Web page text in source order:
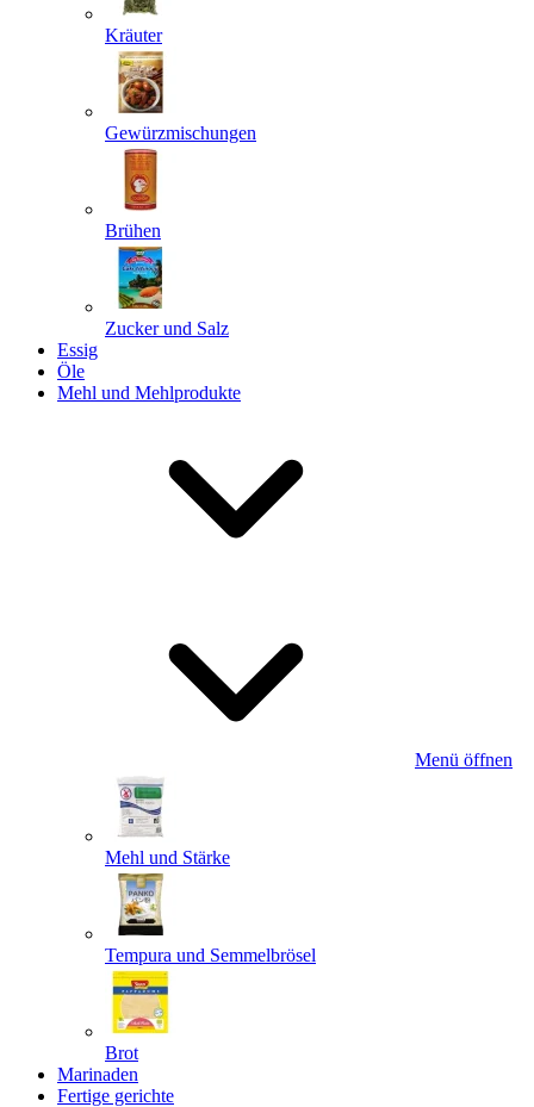
Kräuter
Gewürzmischungen
Brühen
Zucker und Salz
Essig
Öle
Mehl und Mehlprodukte
Menü öffnen
Mehl und Stärke
Tempura und Semmelbrösel
Brot
Marinaden
Fertige gerichte